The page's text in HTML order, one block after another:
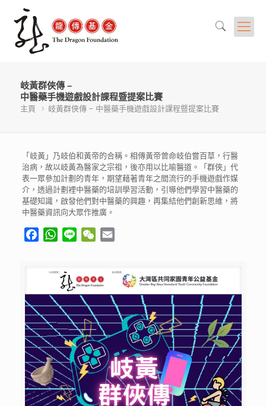
岐黃群俠傳 –
中醫藥手機遊戲設計課程暨提案比賽
主頁 岐黃群俠傳 – 中醫藥手機遊戲設計課程暨提案比賽
「岐黃」乃岐伯和黃帝的合稱。相傳黃帝曾命岐伯嘗百草，行醫
治病，故以岐黃為醫家之宗祖，後亦用以比喻醫道。「群俠」代
表一眾參加計劃的青年，期望藉著青年之間流行的手機遊戲作媒
介，透過計劃裡中醫藥的培訓學習活動，引導他們學習中醫藥的
基礎知識，啟發他們對中醫藥的興趣，再集結他們創新思維，將
中醫藥資訊向大眾作推廣。
FacebookWhatsApp
Line WeChat